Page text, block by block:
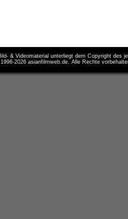
& Videomaterial unterliegt dem Copyright des
2026 asianfilmweb.de. Alle Rechte